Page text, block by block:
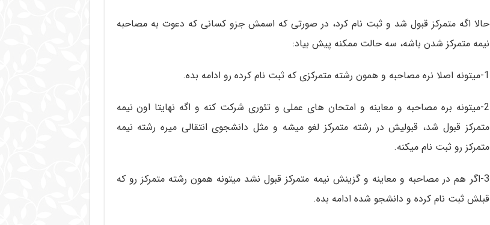
حالا اگه متمرکز قبول شد و ثبت نام کرد، در صورتی که اسمش جزو کسانی که دعوت به مصاحبه
نیمه متمرکز شدن باشه، سه حالت ممکنه پیش بیاد:
1-میتونه اصلا نره مصاحبه و همون رشته متمرکزی که ثبت نام کرده رو ادامه بده.
2-میتونه بره مصاحبه و معاینه و امتحان های عملی و تئوری شرکت کنه و اگه نهایتا اون نیمه
متمرکز قبول شد، قبولیش در رشته متمرکز لغو میشه و مثل دانشجوی انتقالی میره رشته نیمه
متمرکز رو ثبت نام میکنه.
3-اگر هم در مصاحبه و معاینه و گزینش نیمه متمرکز قبول نشد میتونه همون رشته متمرکز رو که
قبلش ثبت نام کرده و دانشجو شده ادامه بده.